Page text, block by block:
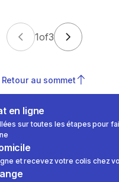
1of3
Retour au sommet
en ligne
sur toutes les étapes pour
et recevez votre colis chez